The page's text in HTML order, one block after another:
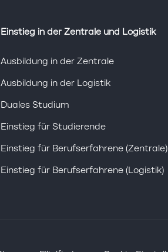
Einstieg in der Zentrale und Logistik
Ausbildung in der Zentrale
Ausbildung in der Logistik
Duales Studium
Einstieg für Studierende
Einstieg für Berufserfahrene (Zentrale)
Einstieg für Berufserfahrene (Logistik)